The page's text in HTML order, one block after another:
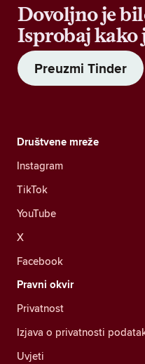
Dovoljno je
Isprobaj kako
Preuzmi Tinder
Društvene mreže
Instagram
TikTok
YouTube
X
Facebook
Pravni okvir
Privatnost
Izjava o privatnosti
Uvjeti